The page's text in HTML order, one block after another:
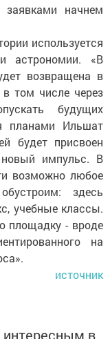
начнем
используется
астрономии. «В
возвращена в
том числе через
будущих
планами Ильшат
будет присвоен
импульс. В
возможно любое
здесь
учебные классы.
площадку - вроде
на
источник
в